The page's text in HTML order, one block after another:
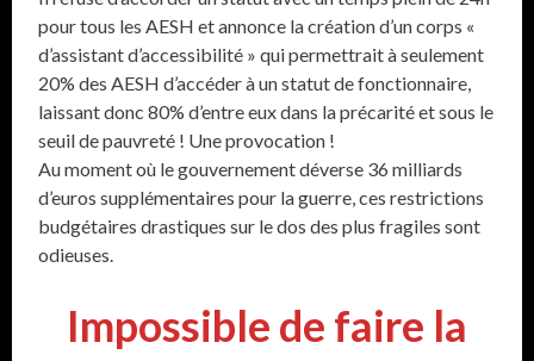
pour tous les AESH et annonce la création d’un corps «
d’assistant d’accessibilité » qui permettrait à seulement
20% des AESH d’accéder à un statut de fonctionnaire,
laissant donc 80% d’entre eux dans la précarité et sous le
seuil de pauvreté ! Une provocation !
Au moment où le gouvernement déverse 36 milliards
d’euros supplémentaires pour la guerre, ces restrictions
budgétaires drastiques sur le dos des plus fragiles sont
odieuses.
Impossible de faire la